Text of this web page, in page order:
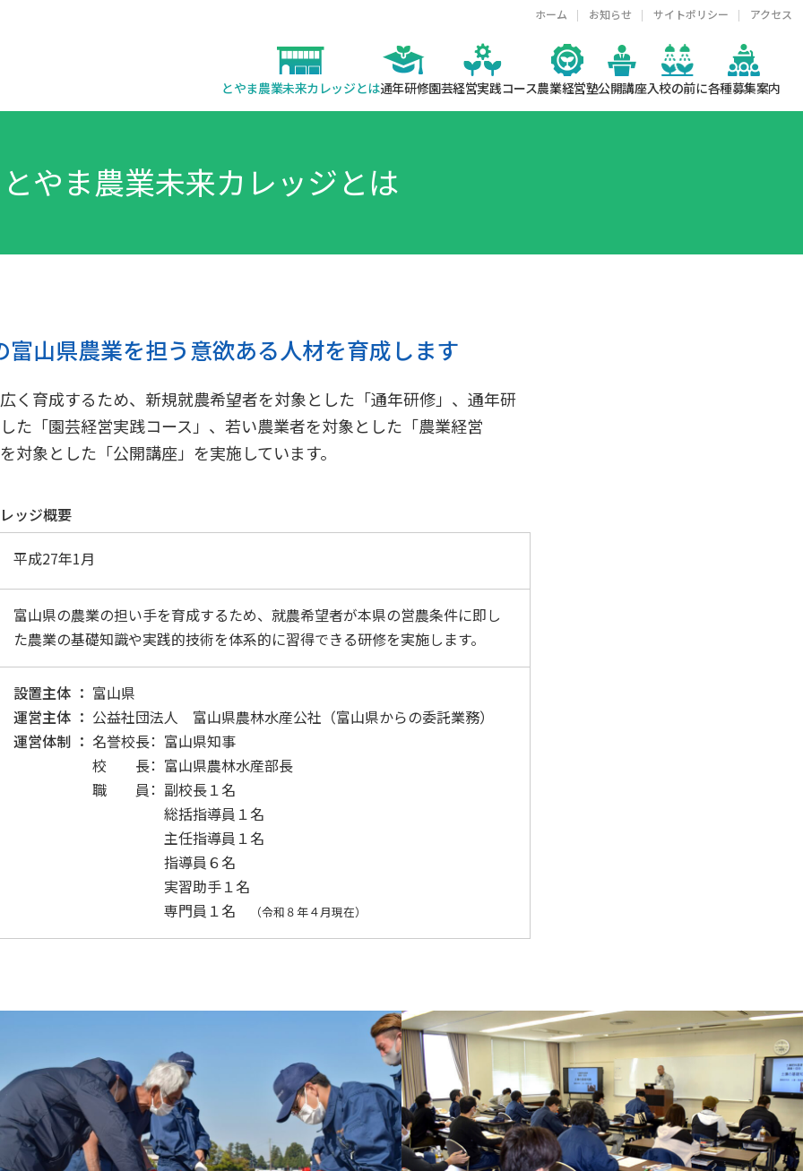
ホーム お知らせ サイトポリシー アクセス
とやま農業未来カレッジとは通年研修園芸経営実践コース農業経営塾公開講座入校の前に各種募集案内
とやま農業未来カレッジとは
富山県農業を担う意欲ある人材を育成します
く育成するため、新規就農希望者を対象とした「通年研修」、通年研
た「園芸経営実践コース」、若い農業者を対象とした「農業経営
対象とした「公開講座」を実施しています。
ッジ概要
平成27年1月
富山県の農業の担い手を育成するため、就農希望者が本県の営農条件に即し
た農業の基礎知識や実践的技術を体系的に習得できる研修を実施します。
設置主体
富山県
運営主体
公益社団法人 富山県農林水産公社（富山県からの委託業務）
運営体制
名誉校長
富山県知事
校 長
富山県農林水産部長
職 員
副校長１名
総括指導員１名
主任指導員１名
指導員６名
実習助手１名
専門員１名
（令和８年４月現在）